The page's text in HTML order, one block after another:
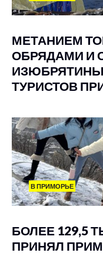
МЕТАНИЕМ
ОБРЯДАМИ И
ТУРИСТОВ
В ПРИМОРЬЕ
БОЛЕЕ 129,5
ПРИНЯЛ